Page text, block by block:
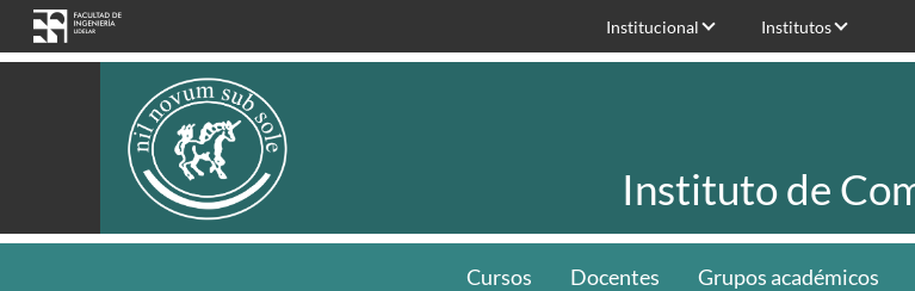
Pasar al contenido principal
Institucional Institutos
Instituto de
Cursos Docentes Grupos académicos